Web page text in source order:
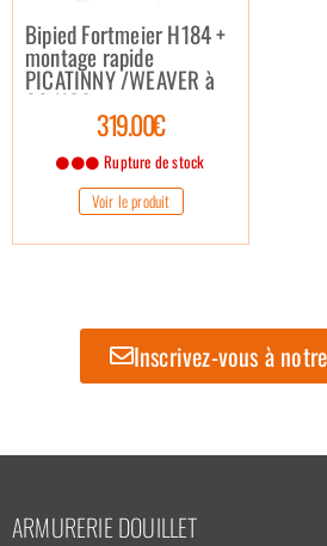
Bipied Fortmeier H184 +
montage rapide
PICATINNY /WEAVER à
06 HOO
319.00€
Rupture de stock
Voir le produit
Inscrivez-vous à
ARMURERIE DOUILLET